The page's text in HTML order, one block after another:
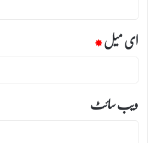
ای میل*
ویب‌ سائٹ